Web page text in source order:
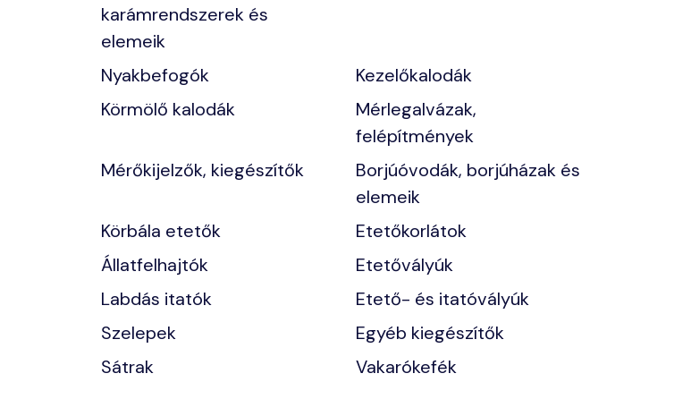
karámrendszerek és
elemeik
Nyakbefogók
Kezelőkalodák
Körmölő kalodák
Mérlegalvázak,
felépítmények
Mérőkijelzők, kiegészítők
Borjúóvodák, borjúházak és
elemeik
Körbála etetők
Etetőkorlátok
Állatfelhajtók
Etetővályúk
Labdás itatók
Etető- és itatóvályúk
Szelepek
Egyéb kiegészítők
Sátrak
Vakarókefék